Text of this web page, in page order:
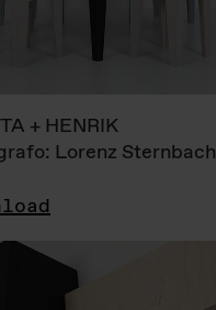
+ HENRIK
Lorenz Sternbach